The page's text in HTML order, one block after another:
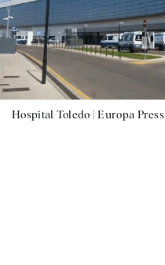
Hospital Toledo |Europa Press